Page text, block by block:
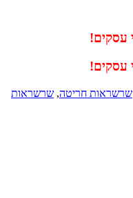
שרשראות חריטה, שרשראות